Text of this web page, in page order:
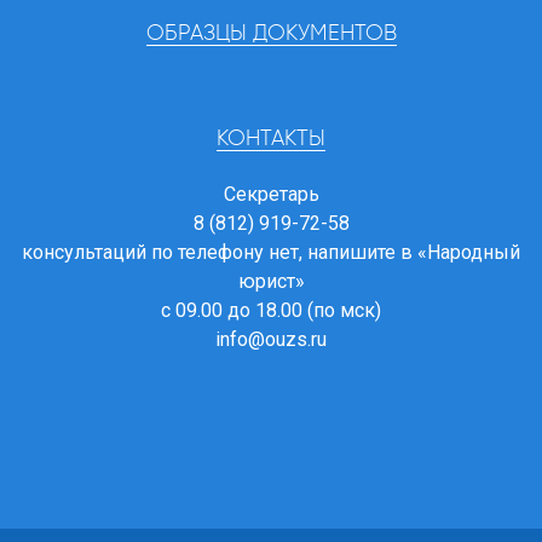
ОБРАЗЦЫ ДОКУМЕНТОВ
КОНТАКТЫ
Секретарь
8 (812) 919-72-58
консультаций по телефону нет, напишите в «Народный
юрист»
с 09.00 до 18.00 (по мск)
info@ouzs.ru